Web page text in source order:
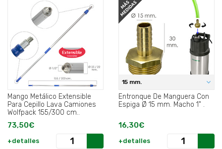
Mango Metálico Extensible
Para Cepillo Lava Camiones
Wolfpack 155/300 cm..
73,50€
+detalles
15 mm.
Entronque De Manguera Con
Espiga Ø 15 mm. Macho 1" .
16,30€
+detalles